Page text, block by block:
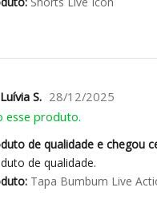
Luívia S. 28/12/2025
esse produto.
de qualidade e chegou
de qualidade.
Tapa Bumbum Live